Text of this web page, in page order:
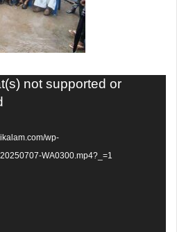
not supported or
wp-
WA0300.mp4?_=1